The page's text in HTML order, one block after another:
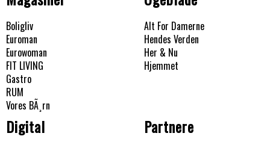
Boligliv
Euroman
Eurowoman
FIT LIVING
Gastro
RUM
Vores BÃ¸rn
Alt For Damerne
Hendes Verden
Her & Nu
Hjemmet
Digital Partnere